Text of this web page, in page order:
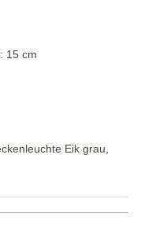
15 cm
Eik grau,